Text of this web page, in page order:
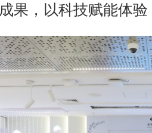
果，以科技赋能体